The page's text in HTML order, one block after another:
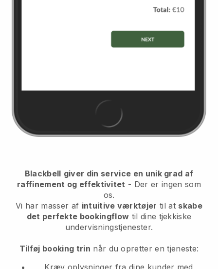
Blackbell giver din service en unik grad af
raffinement og effektivitet - Der er ingen som
os.
Vi har masser af intuitive værktøjer til at skabe
det perfekte bookingflow til dine tjekkiske
undervisningstjenester.
Tilføj booking trin når du opretter en tjeneste: